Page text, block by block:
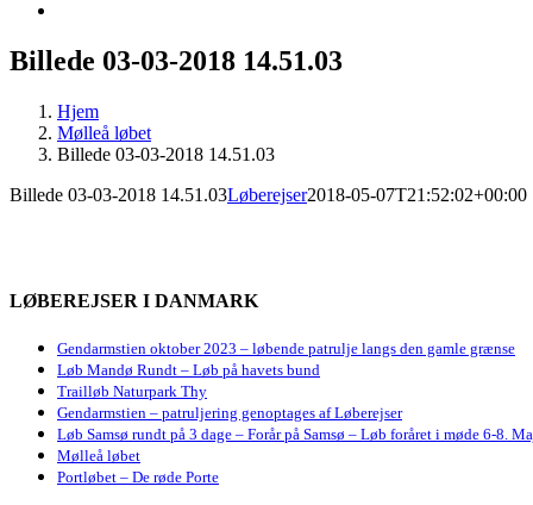
Billede 03-03-2018 14.51.03
Hjem
Mølleå løbet
Billede 03-03-2018 14.51.03
Billede 03-03-2018 14.51.03Løberejser2018-05-07T21:52:02+00:00
LØBEREJSER I DANMARK
Gendarmstien oktober 2023 – løbende patrulje langs den gamle grænse
Løb Mandø Rundt – Løb på havets bund
Trailløb Naturpark Thy
Gendarmstien – patruljering genoptages af Løberejser
Løb Samsø rundt på 3 dage – Forår på Samsø – Løb foråret i møde 6-8.
Mølleå løbet
Portløbet – De røde Porte